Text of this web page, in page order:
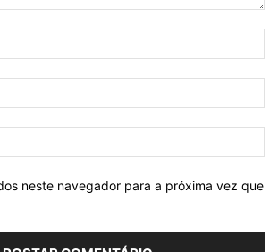
neste navegador para a próxima vez que